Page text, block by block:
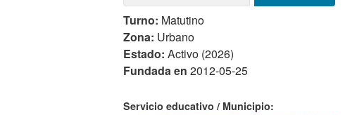
Turno: Matutino
Zona: Urbano
Estado: Activo (2026)
Fundada en2012-05-25
Servicio educativo / Municipio: